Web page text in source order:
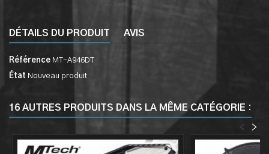
DÉTAILS DU PRODUIT AVIS
Référence MT-A946DT
État Nouveau produit
16 AUTRES PRODUITS DANS LA MÊME CATÉGORIE :
>
<